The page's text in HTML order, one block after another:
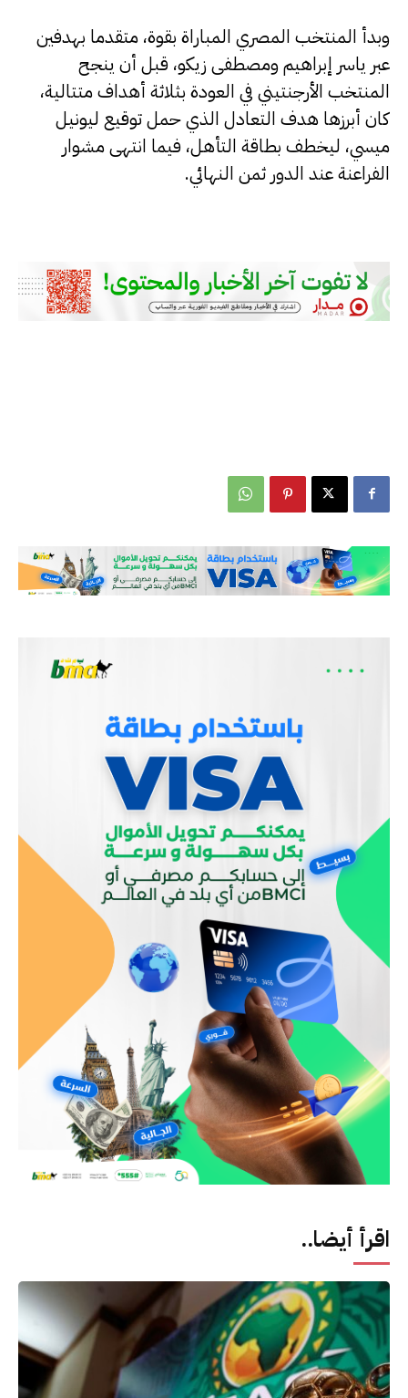
اقرأ أيضا..
وبدأ المنتخب المصري المباراة بقوة، متقدما بهدفين
عبر ياسر إبراهيم ومصطفى زيكو، قبل أن ينجح
المنتخب الأرجنتيني في العودة بثلاثة أهداف متتالية،
كان أبرزها هدف التعادل الذي حمل توقيع ليونيل
ميسي، ليخطف بطاقة التأهل، فيما انتهى مشوار
الفراعنة عند الدور ثمن النهائي.